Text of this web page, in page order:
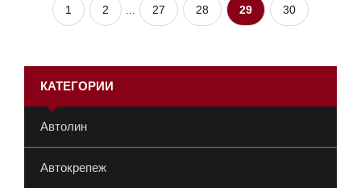
1 2 ... 27 28 29 30
КАТЕГОРИИ
Автолин
Автокрепеж